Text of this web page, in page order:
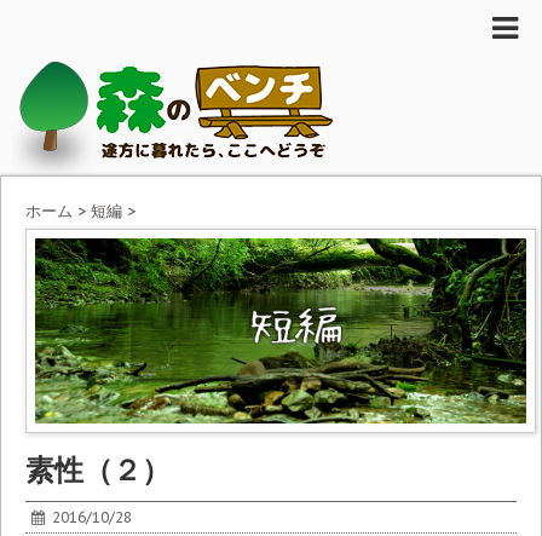
ホーム > 短編 >
素性（２）
2016/10/28